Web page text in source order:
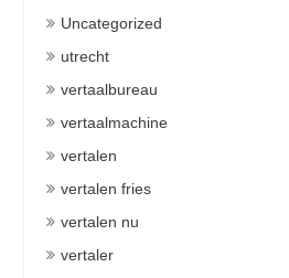
Uncategorized
utrecht
vertaalbureau
vertaalmachine
vertalen
vertalen fries
vertalen nu
vertaler